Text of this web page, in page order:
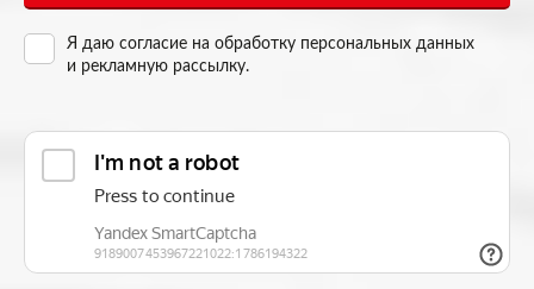
Я даю согласие на обработку персональных данных
и рекламную рассылку.